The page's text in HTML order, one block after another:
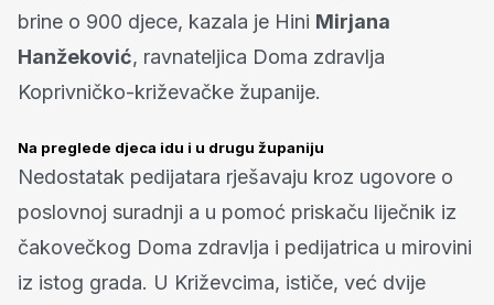
brine o 900 djece, kazala je Hini Mirjana
Hanžeković, ravnateljica Doma zdravlja
Koprivničko-križevačke županije.
Na preglede djeca idu i u drugu županiju
Nedostatak pedijatara rješavaju kroz ugovore o
poslovnoj suradnji a u pomoć priskaču liječnik iz
čakovečkog Doma zdravlja i pedijatrica u mirovini
iz istog grada. U Križevcima, ističe, već dvije